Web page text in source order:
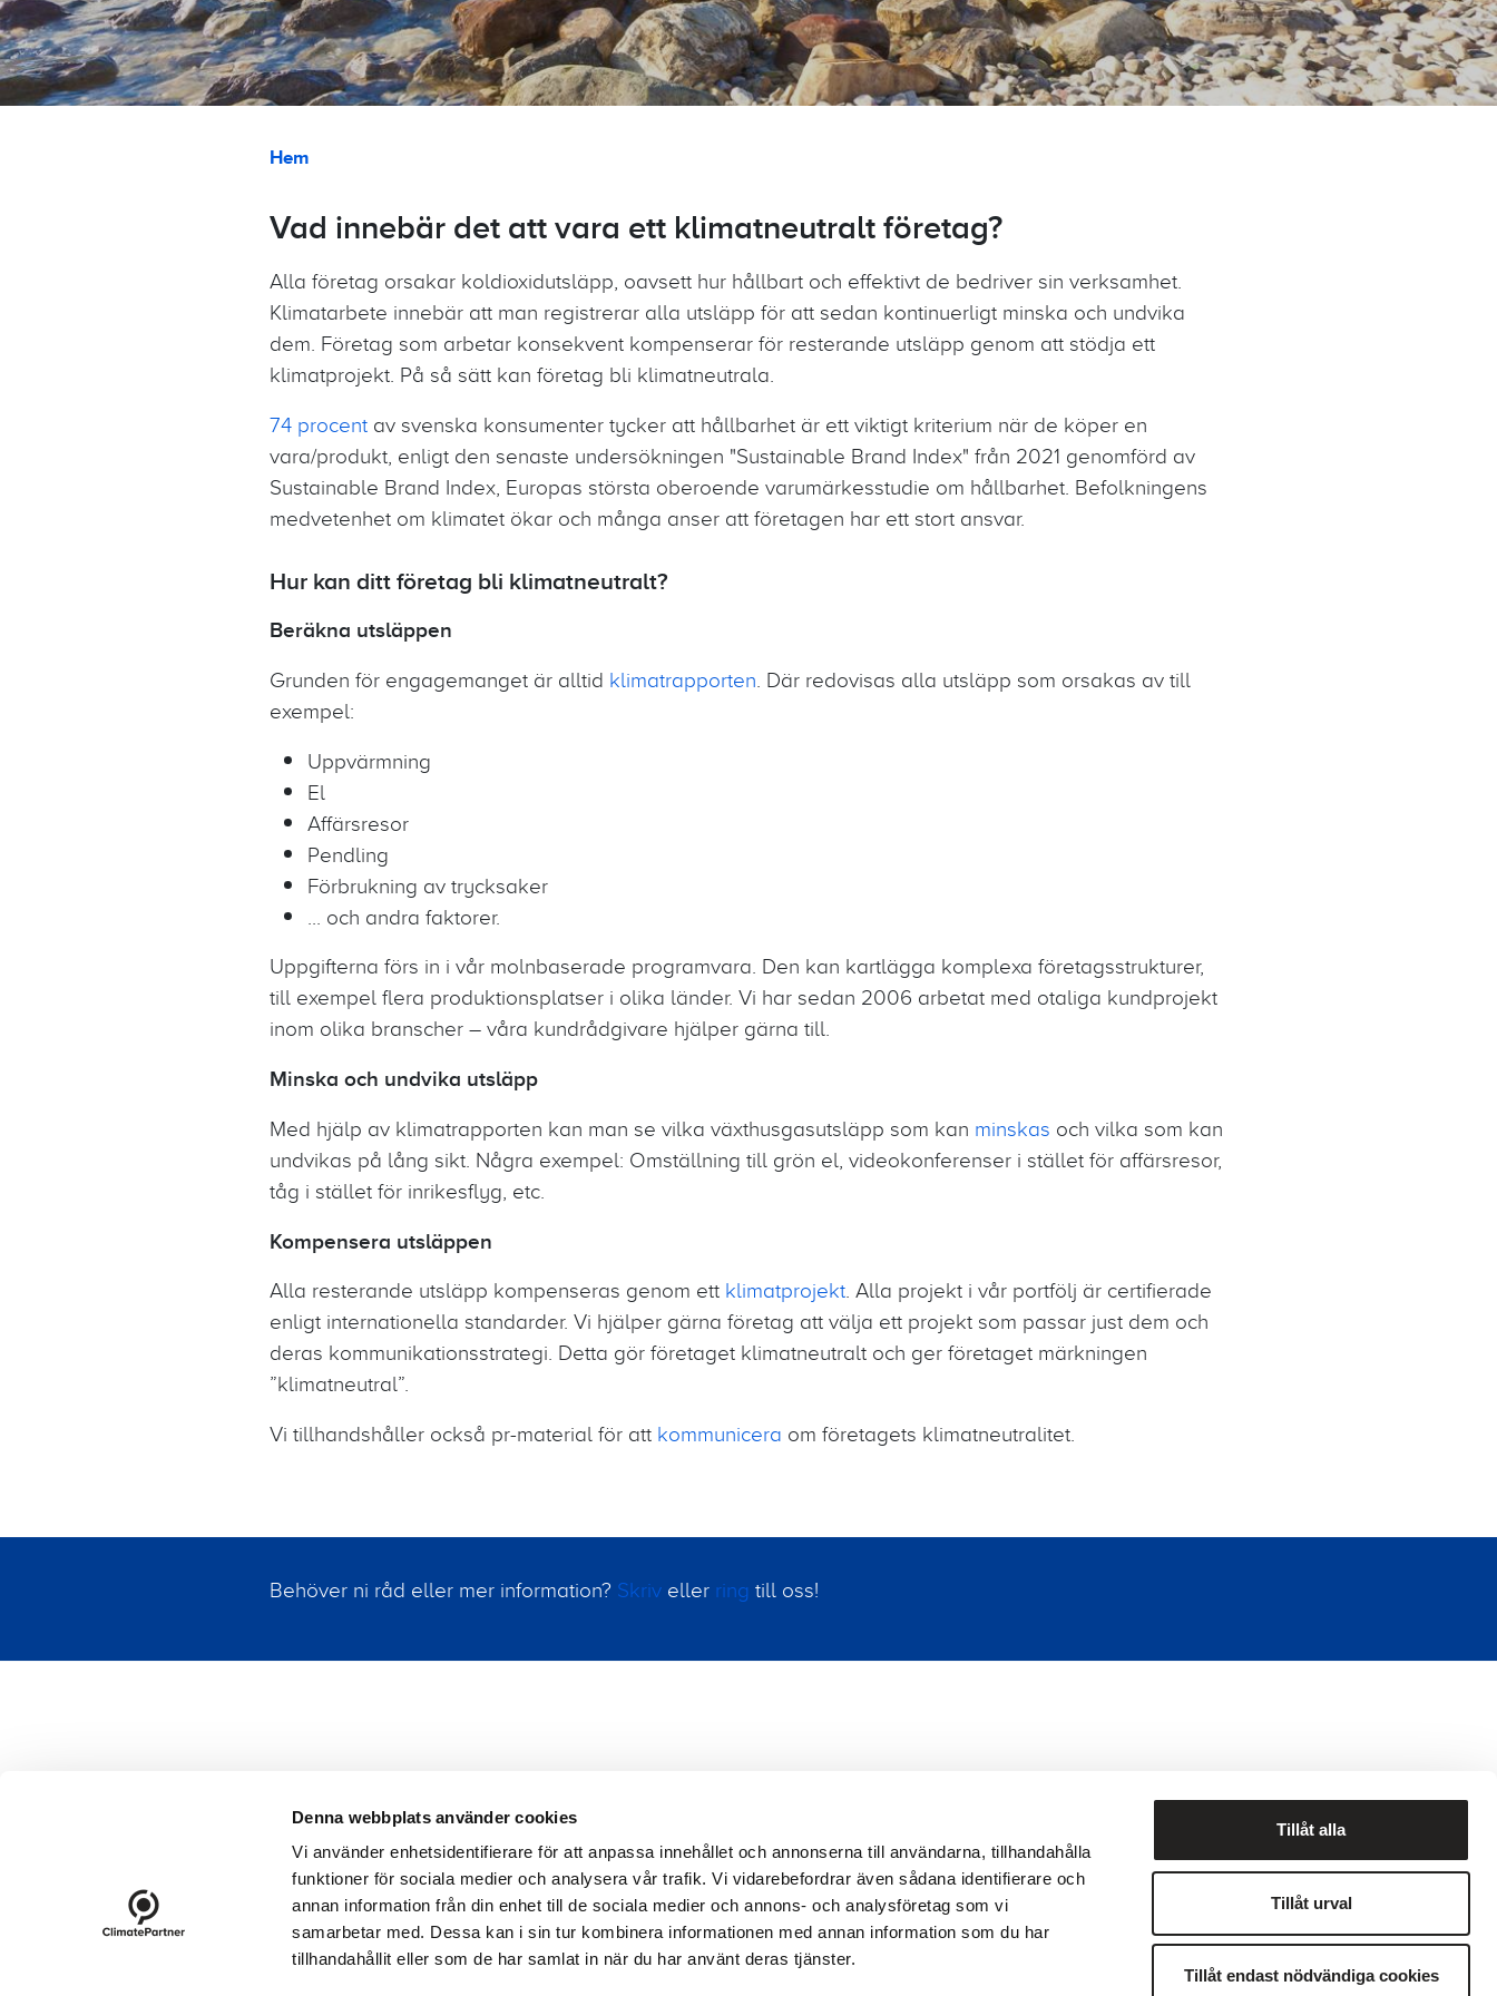
Denna webbplats använder cookies
Vi använder enhetsidentifierare för att anpassa innehållet och annonserna till användarna, tillhandahålla
funktioner för sociala medier och analysera vår trafik. Vi vidarebefordrar även sådana identifierare och
annan information från din enhet till de sociala medier och annons- och analysföretag som vi
samarbetar med. Dessa kan i sin tur kombinera informationen med annan information som du har
tillhandahållit eller som de har samlat in när du har använt deras tjänster.
Tillåt alla
Tillåt urval
Tillåt endast nödvändiga cookies
Länkstig
Hem
Vad innebär det att vara ett klimatneutralt företag?
Alla företag orsakar koldioxidutsläpp, oavsett hur hållbart och effektivt de bedriver sin verksamhet.
Klimatarbete innebär att man registrerar alla utsläpp för att sedan kontinuerligt minska och undvika
dem. Företag som arbetar konsekvent kompenserar för resterande utsläpp genom att stödja ett
klimatprojekt. På så sätt kan företag bli klimatneutrala.
74 procent av svenska konsumenter tycker att hållbarhet är ett viktigt kriterium när de köper en
vara/produkt, enligt den senaste undersökningen "Sustainable Brand Index" från 2021 genomförd av
Sustainable Brand Index, Europas största oberoende varumärkesstudie om hållbarhet. Befolkningens
medvetenhet om klimatet ökar och många anser att företagen har ett stort ansvar.
Hur kan ditt företag bli klimatneutralt?
Beräkna utsläppen
Grunden för engagemanget är alltid klimatrapporten. Där redovisas alla utsläpp som orsakas av till
exempel:
Uppvärmning
El
Affärsresor
Pendling
Förbrukning av trycksaker
... och andra faktorer.
Uppgifterna förs in i vår molnbaserade programvara. Den kan kartlägga komplexa företagsstrukturer,
till exempel flera produktionsplatser i olika länder. Vi har sedan 2006 arbetat med otaliga kundprojekt
inom olika branscher – våra kundrådgivare hjälper gärna till.
Minska och undvika utsläpp
Med hjälp av klimatrapporten kan man se vilka växthusgasutsläpp som kan minskas och vilka som kan
undvikas på lång sikt. Några exempel: Omställning till grön el, videokonferenser i stället för affärsresor,
tåg i stället för inrikesflyg, etc.
Kompensera utsläppen
Alla resterande utsläpp kompenseras genom ett klimatprojekt. Alla projekt i vår portfölj är certifierade
enligt internationella standarder. Vi hjälper gärna företag att välja ett projekt som passar just dem och
deras kommunikationsstrategi. Detta gör företaget klimatneutralt och ger företaget märkningen
”klimatneutral”.
Vi tillhandshåller också pr-material för att kommunicera om företagets klimatneutralitet.
Behöver ni råd eller mer information? Skriv eller ring till oss!
footer-23
Kontakt Protokoll Nyhetsbrev Företagsstruktur Dataintegritet Uppförandekod
Cookies
Logga in